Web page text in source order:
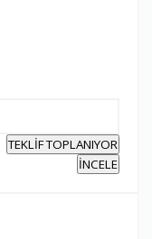
TEKLİF TOPLANIYOR
İNCELE